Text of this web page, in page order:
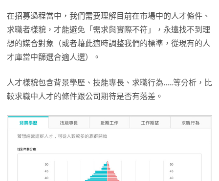
在招募過程當中，我們需要理解目前在市場中的人才條件、
求職者樣貌，才能避免「需求與實際不符」，永遠找不到理
想的媒合對象（或者藉此適時調整我們的標準，從現有的人
才庫當中篩選合適人選）。
人才樣貌包含背景學歷、技能專長、求職行為.....等分析，比
較求職中人才的條件跟公司期待是否有落差。